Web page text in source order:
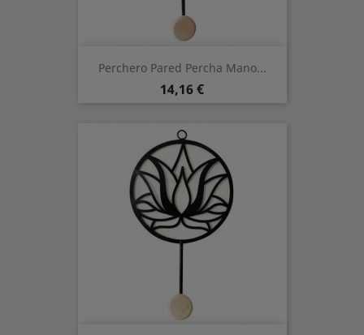
Perchero Pared Percha Mano...
Preis
14,16 €